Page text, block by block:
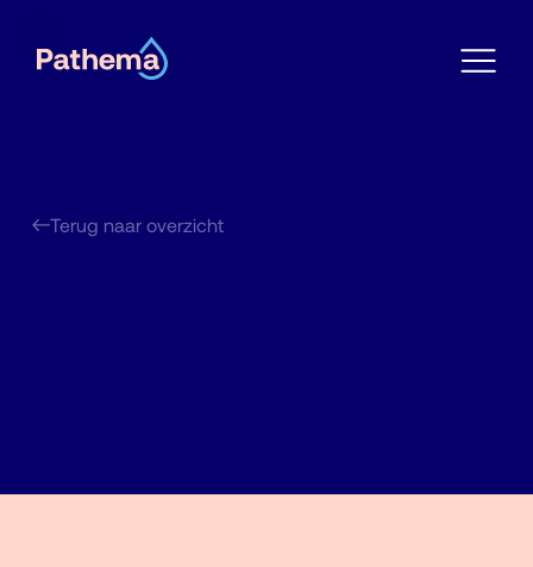
Terug naar overzicht